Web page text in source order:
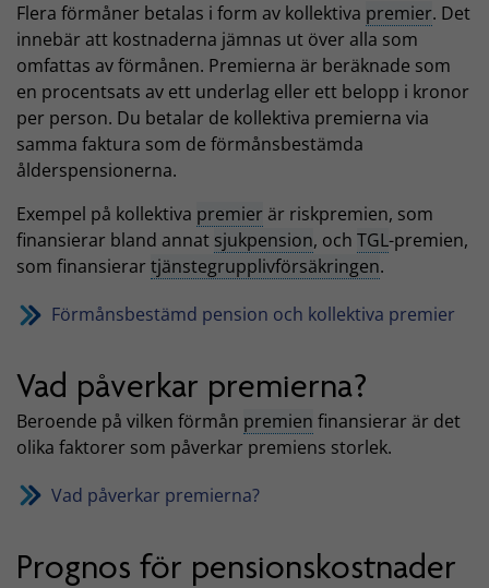
Flera förmåner betalas i form av kollektiva premier. Det
innebär att kostnaderna jämnas ut över alla som
omfattas av förmånen. Premierna är beräknade som
en procentsats av ett underlag eller ett belopp i kronor
per person. Du betalar de kollektiva premierna via
samma faktura som de förmånsbestämda
ålderspensionerna.
Exempel på kollektiva premier är riskpremien, som
finansierar bland annat sjukpension, och TGL-premien,
som finansierar tjänstegrupplivförsäkringen.
Förmånsbestämd pension och kollektiva premier
Vad påverkar premierna?
Beroende på vilken förmån premien finansierar är det
olika faktorer som påverkar premiens storlek.
Vad påverkar premierna?
Prognos för pensionskostnader